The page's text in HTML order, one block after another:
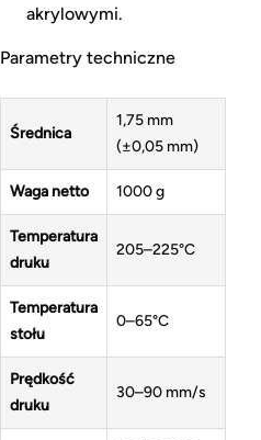
akrylowymi.
Parametry techniczne
Średnica
1,75 mm
(±0,05 mm)
Waga netto 1000 g
Temperatura
druku
205–225°C
Temperatura
stołu
0–65°C
Prędkość
druku
30–90 mm/s